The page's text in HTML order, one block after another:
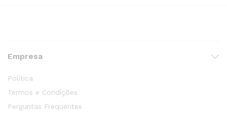
Empresa
Política
Termos e Condições
Perguntas Frequentes